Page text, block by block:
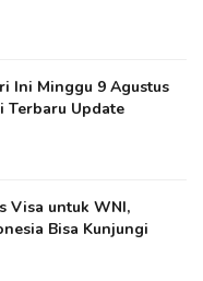
Ini Minggu 9 Agustus
Terbaru Update
Visa untuk WNI,
Bisa Kunjungi